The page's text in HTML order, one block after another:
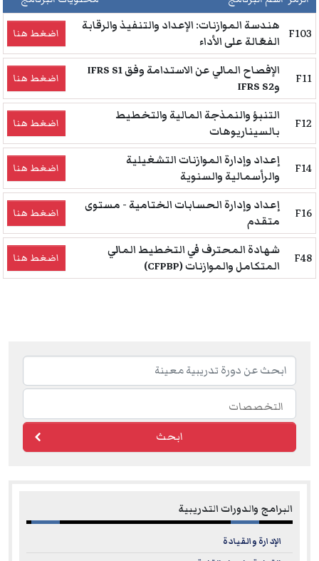
F103
هندسة الموازنات: الإعداد والتنفيذ والرقابة
الفعّالة على الأداء
اضغط هنا
F11
الإفصاح المالي عن الاستدامة وفق IFRS S1
وIFRS S2
اضغط هنا
F12
التنبؤ والنمذجة المالية والتخطيط
بالسيناريوهات
اضغط هنا
F14
إعداد وإدارة الموازنات التشغيلية
والرأسمالية والسنوية
اضغط هنا
F16
إعداد وإدارة الحسابات الختامية - مستوى
متقدم
اضغط هنا
F48
شهادة المحترف في التخطيط المالي
المتكامل والموازنات (CFPBP)
اضغط هنا
ابحث
البرامج والدورات التدريبية
الإدارة والقيادة